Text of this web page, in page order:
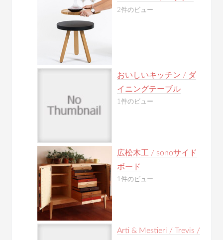
2件のビュー
おいしいキッチン / ダ
イニングテーブル
1件のビュー
広松木工 / sonoサイド
ボード
1件のビュー
Arti & Mestieri / Trevis /